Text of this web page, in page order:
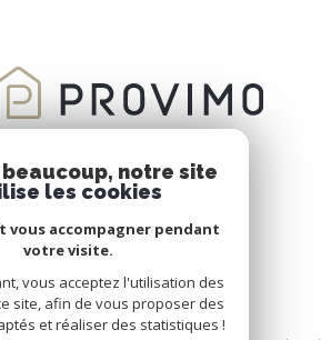
beaucoup, notre site
les cookies
vous accompagner pendant
votre visite.
vous acceptez l'utilisation des
site, afin de vous proposer des
et réaliser des statistiques !